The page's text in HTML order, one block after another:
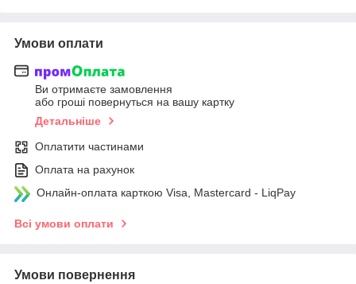
Умови оплати
Ви отримаєте замовлення
або гроші повернуться на вашу картку
Детальніше
Оплатити частинами
Оплата на рахунок
Онлайн-оплата карткою Visa, Mastercard - LiqPay
Всі умови оплати
Умови повернення